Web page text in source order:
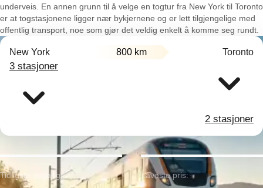
underveis. En annen grunn til å velge en togtur fra New York til Toronto
er at togstasjonene ligger nær bykjernene og er lett tilgjengelige med
offentlig transport, noe som gjør det veldig enkelt å komme seg rundt.
New York 800 km Toronto
3 stasjoner
2 stasjoner
Tidligste avgang: Laveste pris: